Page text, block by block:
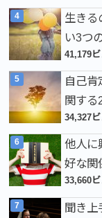
生きる
い3つ
41,179
自己肯
関する
34,327
他人に
好な関
33,660
聞き上